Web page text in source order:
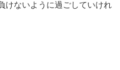
けないように過ごしていけれ